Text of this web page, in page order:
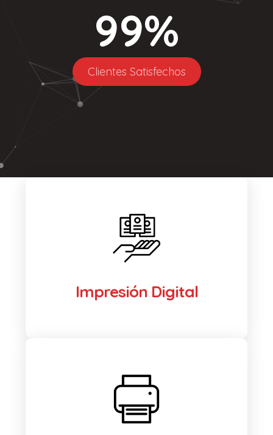
99%
Clientes Satisfechos
Impresión Digital